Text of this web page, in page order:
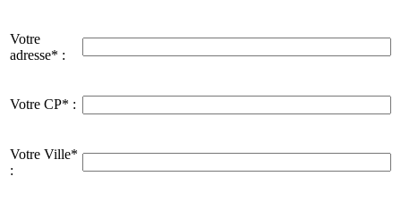
Votre
adresse* :
Votre CP* :
Votre Ville*
: